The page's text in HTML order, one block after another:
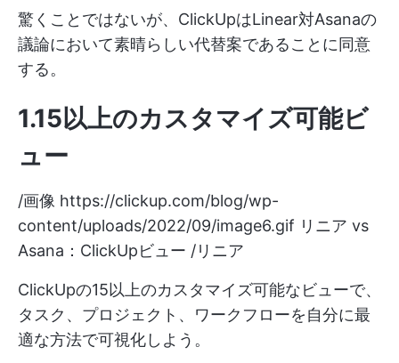
驚くことではないが、ClickUpはLinear対Asanaの
議論において素晴らしい代替案であることに同意
する。
1.15以上のカスタマイズ可能ビ
ュー
/画像 https://clickup.com/blog/wp-
content/uploads/2022/09/image6.gif リニア vs
Asana：ClickUpビュー /リニア
ClickUpの15以上のカスタマイズ可能なビューで、
タスク、プロジェクト、ワークフローを自分に最
適な方法で可視化しよう。